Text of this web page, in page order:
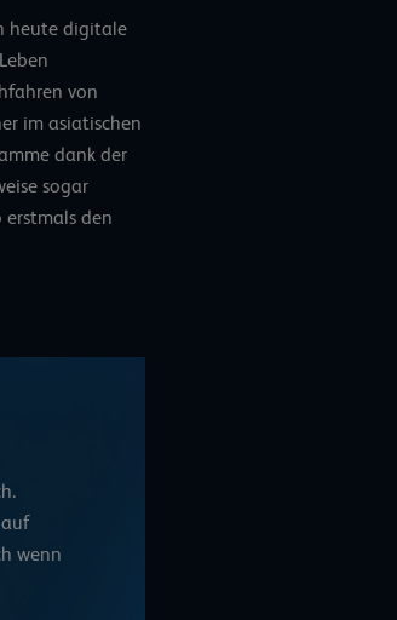
heute digitale
von
im asiatischen
dank der
sogar
erstmals den
auf
wenn